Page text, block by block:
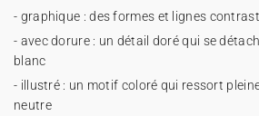
- graphique : des formes et lignes
- avec dorure : un détail doré qui se
blanc
- illustré : un motif coloré qui ressort
neutre